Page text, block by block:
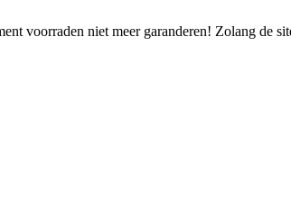
voorraden niet meer garanderen! Zolang de